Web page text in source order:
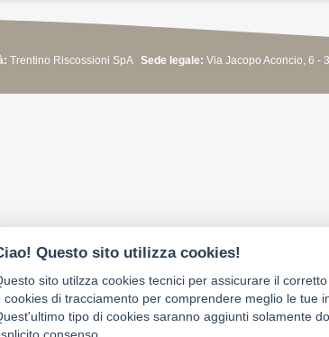
Trentino Riscossioni SpA Sede legale: Via Jacopo Aconcio, 6 -
Questo sito utilizza cookies!
sito utilzza cookies tecnici per assicurare il
cookies di tracciamento per comprendere meglio le tue
tipo di cookies saranno aggiunti solamente